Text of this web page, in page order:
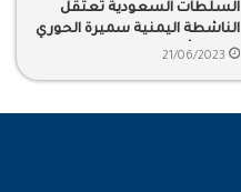
السلطات السعودية تعتقل
الناشطة اليمنية سميرة الحوري
ونجلها أحمد الحريري
21/06/2023